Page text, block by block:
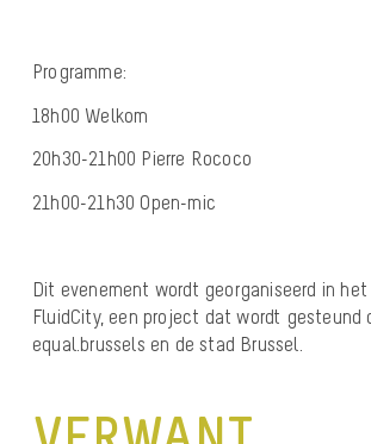
Programme:
18h00 Welkom
20h30-21h00 Pierre Rococo
21h00-21h30 Open-mic
Dit evenement wordt georganiseerd in het
FluidCity, een project dat wordt gesteund
equal.brussels en de stad Brussel.